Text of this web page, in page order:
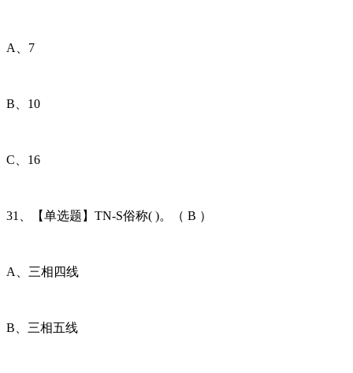
A、7
B、10
C、16
31、【单选题】TN-S俗称( )。（ B ）
A、三相四线
B、三相五线